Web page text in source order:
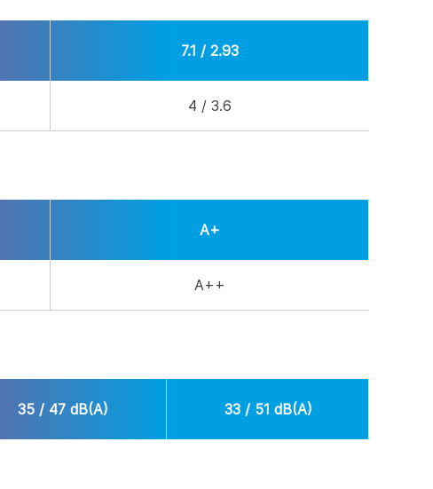
7.1 / 2.93
4 / 3.6
A+
A++
35 / 47 dB(A) 33 / 51 dB(A)